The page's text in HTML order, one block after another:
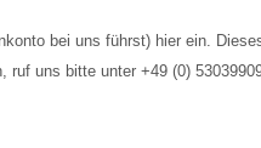
bei uns führst) hier ein.
uns bitte unter +49 (0)